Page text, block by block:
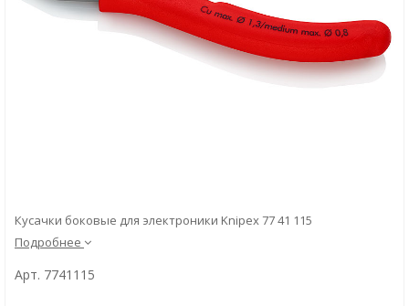
Кусачки боковые для электроники Knipex 77 41 115
Подробнее
Арт. 7741115